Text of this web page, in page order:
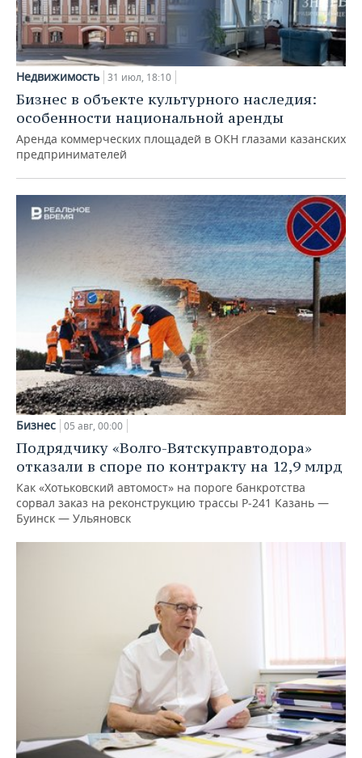
Недвижимость 31 июл, 18:10
Бизнес в объекте культурного наследия:
особенности национальной аренды
Аренда коммерческих площадей в ОКН глазами казанских
предпринимателей
Бизнес 05 авг, 00:00
Подрядчику «Волго-Вятскуправтодора»
отказали в споре по контракту на 12,9 млрд
Как «Хотьковский автомост» на пороге банкротства
сорвал заказ на реконструкцию трассы Р‑241 Казань —
Буинск — Ульяновск